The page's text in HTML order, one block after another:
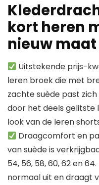
kort heren
nieuw
Uitstekende prijs-
leren broek die met
zachte suède past
door het deels gelitste
look van de leren
Draagcomfort en
van suède is
54, 56, 58, 60, 62 en
normaal uit en draagt